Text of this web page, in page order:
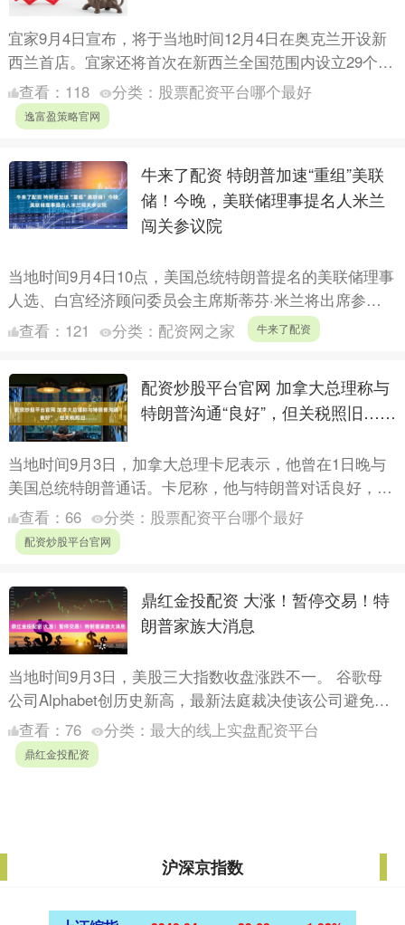
宜家9月4日宣布，将于当地时间12月4日在奥克兰开设新
西兰首店。宜家还将首次在新西兰全国范围内设立29个提
货点，并提供送货上门服务。 声明称，进军新西兰是宜
家更....
查看： 118 分类： 股票配资平台哪个最好
逸富盈策略官网
牛来了配资 特朗普加速“重组”美联
储！今晚，美联储理事提名人米兰
闯关参议院
当地时间9月4日10点，美国总统特朗普提名的美联储理事
人选、白宫经济顾问委员会主席斯蒂芬·米兰将出席参议
院银行委员会举行的听证会。 米兰：维护美联储独立性
查看： 121 分类： 配资网之家 牛来了配资
配资炒股平台官网 加拿大总理称与
特朗普沟通“良好”，但关税照旧……
当地时间9月3日，加拿大总理卡尼表示，他曾在1日晚与
美国总统特朗普通话。卡尼称，他与特朗普对话良好，但
预计美国不会在近期取消关税。卡尼表示，双方就贸易、
地缘政治....
查看： 66 分类： 股票配资平台哪个最好
配资炒股平台官网
鼎红金投配资 大涨！暂停交易！特
朗普家族大消息
当地时间9月3日，美股三大指数收盘涨跌不一。 谷歌母
公司Alphabet创历史新高，最新法庭裁决使该公司避免被
拆分，增强了市场对科技巨头能够抵御监管威胁的乐观
情....
查看： 76 分类： 最大的线上实盘配资平台
鼎红金投配资
沪深京指数